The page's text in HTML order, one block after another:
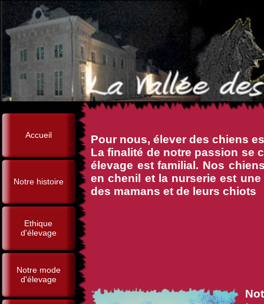
Accueil
Notre histoire
Ethique
d'élevage
Notre mode
d'élevage
Pour nous, élever des chiens
La finalité de notre passion se
élevage est familial. Nos
en chenil et la nurserie est
des mamans et de leurs chiots